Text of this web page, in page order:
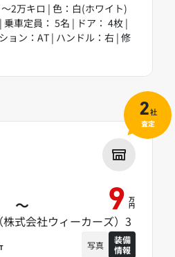
2万キロ | 色：白(ホワイト)
車定員： 5名 | ドア： 4枚 |
ョン：AT | ハンドル：右 | 修
～ 9 万
円
株式会社ウィーカーズ）3
写真
装備
情報
2社
査定